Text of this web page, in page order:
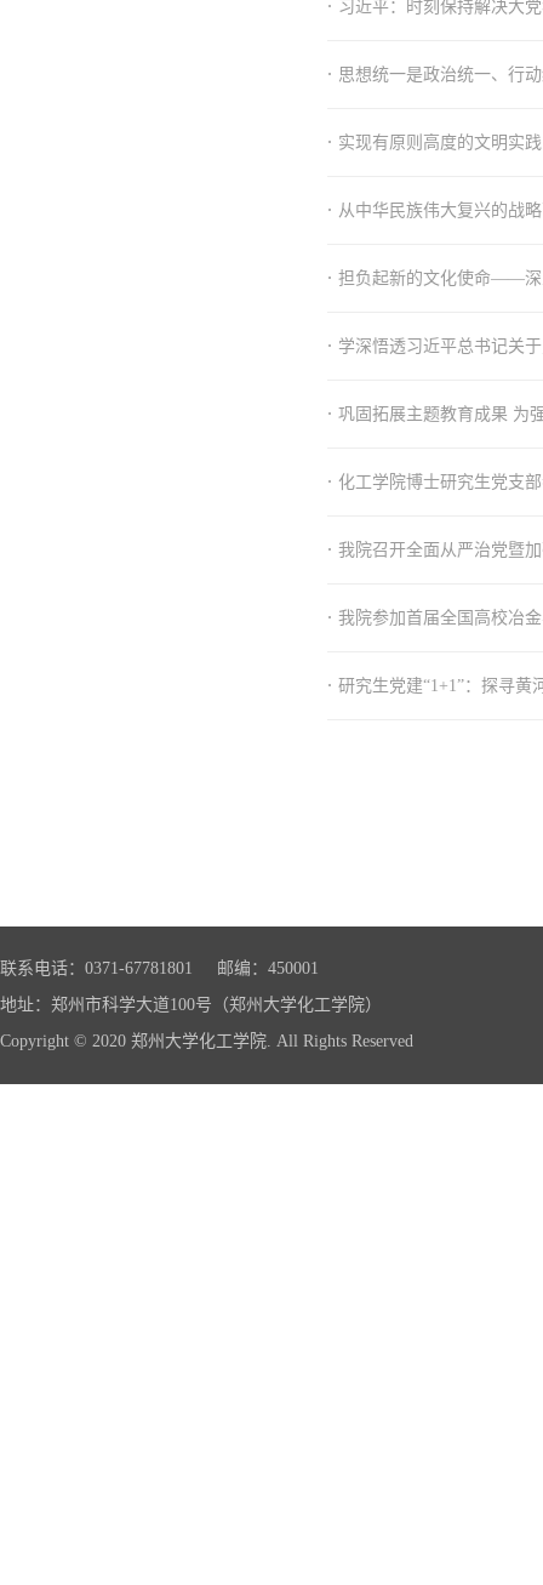
· 习近平：时刻保持解决大
· 思想统一是政治统一、行
· 实现有原则高度的文明实践
· 从中华民族伟大复兴的战
· 担负起新的文化使命——深
· 学深悟透习近平总书记关
· 巩固拓展主题教育成果 为
· 化工学院博士研究生党支
· 我院召开全面从严治党暨
· 我院参加首届全国高校冶
· 研究生党建“1+1”：探寻黄
联系电话：0371-67781801 邮编：450001
地址：郑州市科学大道100号（郑州大学化工学院）
Copyright © 2020 郑州大学化工学院. All Rights Reserved